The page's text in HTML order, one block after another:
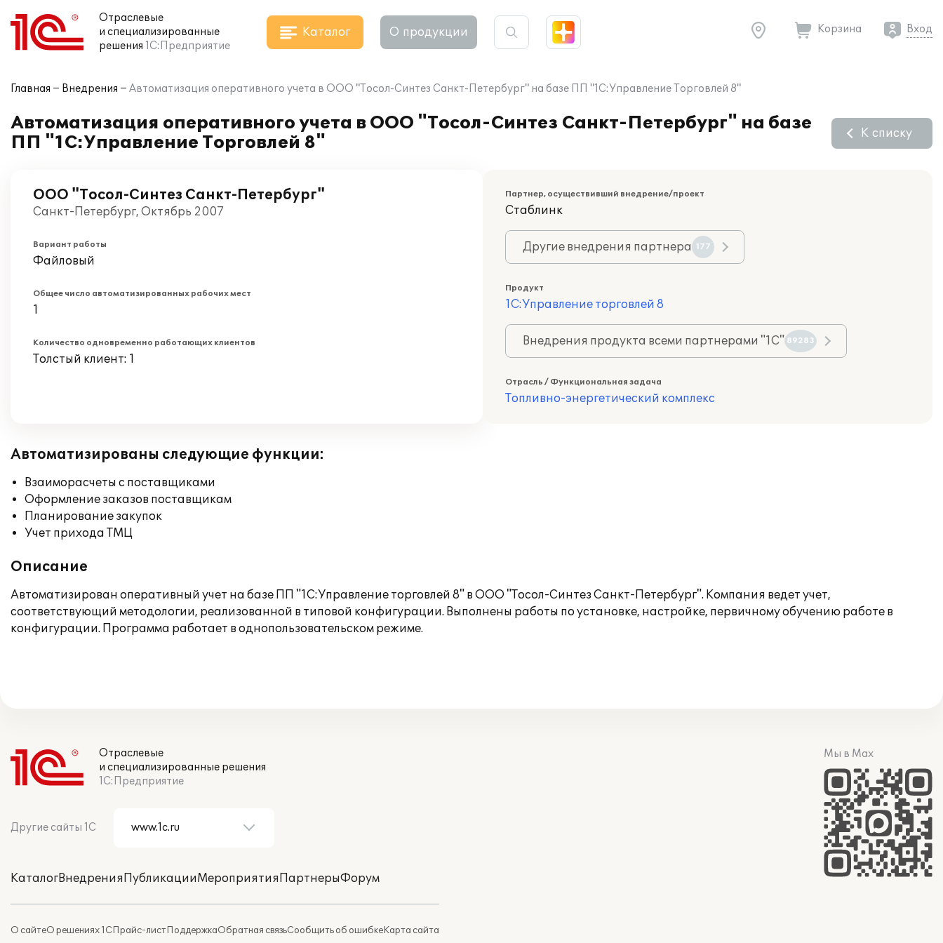
Отраслевые
и специализированные
решения 1С:Предприятие
Каталог О продукции Корзина Вход
Главная Внедрения Автоматизация оперативного учета в ООО "Тосол-Синтез Санкт-Петербург" на базе ПП "1С:Управление Торговлей 8"
Автоматизация оперативного учета в ООО "Тосол-Синтез Санкт-Петербург" на базе
ПП "1С:Управление Торговлей 8"
К списку
ООО "Тосол-Синтез Санкт-Петербург"
Санкт-Петербург, Октябрь 2007
Вариант работы
Файловый
Общее число автоматизированных рабочих мест
1
Количество одновременно работающих клиентов
Толстый клиент: 1
Партнер, осуществивший внедрение/проект
Стаблинк
Другие внедрения партнера 177
Продукт
1С:Управление торговлей 8
Внедрения продукта всеми партнерами "1С" 89283
Отрасль / Функциональная задача
Топливно-энергетический комплекс
Автоматизированы следующие функции:
Взаиморасчеты с поставщиками
Оформление заказов поставщикам
Планирование закупок
Учет прихода ТМЦ
Описание
Автоматизирован оперативный учет на базе ПП "1С:Управление торговлей 8" в ООО "Тосол-Синтез Санкт-Петербург". Компания ведет учет,
соответствующий методологии, реализованной в типовой конфигурации. Выполнены работы по установке, настройке, первичному обучению работе в
конфигурации. Программа работает в однопользовательском режиме.
Отраслевые
и специализированные решения
1С:Предприятие
Другие сайты 1С
КаталогВнедренияПубликацииМероприятияПартнерыФорум
О сайтеО решениях 1СПрайс-листПоддержкаОбратная связьСообщить об ошибкеКарта сайта
Мы в Max